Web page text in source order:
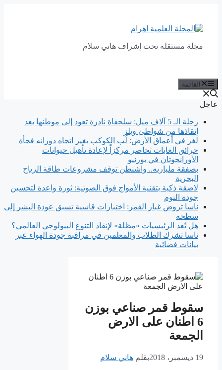
المحتوى
مجلة مستقلة تحت إشراف هاني سلام
القائمة
عاجل
رحلة الـ 5 آلاف ميل: سلحفاة نادرة تعود إلى موطنها بعد
إنقاذها من شواطئ ويلز
لغز في أعماق الأرض: لُب الكوكب يغير اتجاه دورانه فجأة
حرائق الغابات تحاصر مركزاً لإعادة تأهيل حيوانات
الأورانجوتان في بورنيو
بصفقة ملياريه.. واشنطن توقف مشروعات طاقة الرياح
البحرية
لاصقة ذكية بتقنية الأمواج فوق الصوتية: ثورة واعدة لتحسين
جودة النوم
ناسا تروض غبار القمر: اختبارات قاسية تسبق عودة البشر إلى
سطحه
هل تُعد الرئيسيات «مظلة» لإنقاذ التنوع البيولوجي العالمي؟
ناسا تشرك الطلاب والمعلمين في مراقبة جودة الهواء عبر
بيانات فضائية
سقوط قمر صناعي بوزن
6 اطنان على الارض
الجمعة
19 ديسمبر، 2018 بقلم هاني سلام